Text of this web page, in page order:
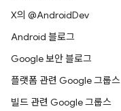
X의 @AndroidDev
Android 블로그
Google 보안 블로그
플랫폼 관련 Google 그룹스
빌드 관련 Google 그룹스